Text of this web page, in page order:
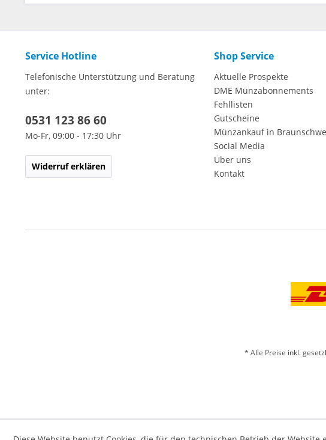
Service Hotline
Telefonische Unterstützung und Beratung
unter:
0531 123 86 60
Mo-Fr, 09:00 - 17:30 Uhr
Widerruf erklären
Shop Service
Aktuelle Prospekte
DME Münzabonnements
Fehllisten
Gutscheine
Münzankauf in
Social Media
Über uns
Kontakt
* Alle Preise inkl.